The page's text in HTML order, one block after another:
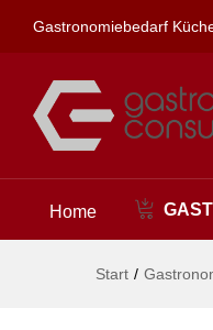
Gastronomiebedarf
Home
Start /